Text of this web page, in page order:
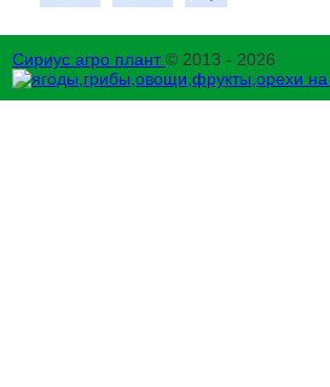
Сириус агро плант© 2013 - 2026